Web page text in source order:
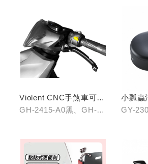
Violent CNC手煞車可調
拉桿(黑/銀/鈦)
GH-2415-A0黑、GH-
小瓢蟲
GY-